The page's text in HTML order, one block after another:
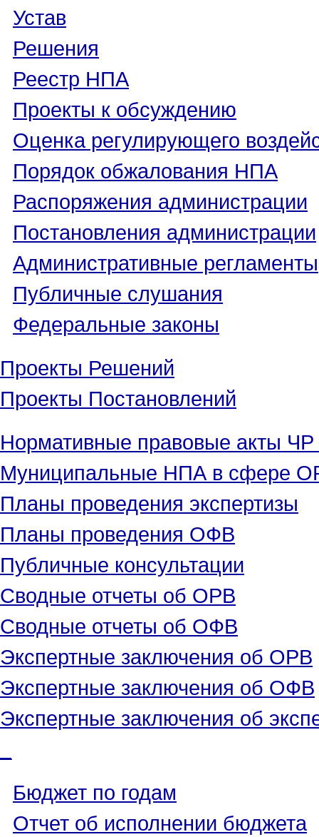
Устав
Решения
Реестр НПА
Проекты к обсуждению
Оценка регулирующего
Порядок обжалования НПА
Распоряжения администрации
Постановления администрации
Административные регламенты
Публичные слушания
Федеральные законы
Проекты Решений
Проекты Постановлений
Нормативные правовые акты
Муниципальные НПА в сфере
Планы проведения экспертизы
Планы проведения ОФВ
Публичные консультации
Сводные отчеты об ОРВ
Сводные отчеты об ОФВ
Экспертные заключения об ОРВ
Экспертные заключения об ОФВ
Экспертные заключения об
Бюджет по годам
Отчет об исполнении бюджета